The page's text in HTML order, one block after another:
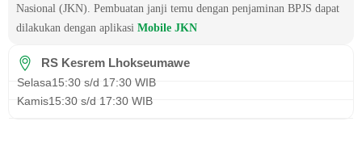
Nasional (JKN). Pembuatan janji temu dengan penjaminan BPJS dapat
dilakukan dengan aplikasi Mobile JKN
RS Kesrem Lhokseumawe
Selasa15:30 s/d 17:30 WIB
Kamis15:30 s/d 17:30 WIB